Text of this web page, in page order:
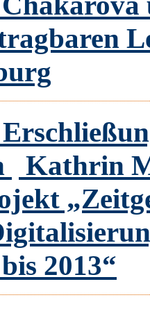
Kathrin
2013“